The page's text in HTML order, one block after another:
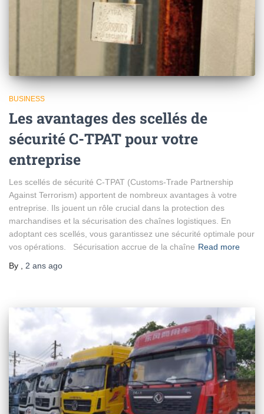
BUSINESS
Les avantages des scellés de
sécurité C-TPAT pour votre
entreprise
Les scellés de sécurité C-TPAT (Customs-Trade Partnership
Against Terrorism) apportent de nombreux avantages à votre
entreprise. Ils jouent un rôle crucial dans la protection des
marchandises et la sécurisation des chaînes logistiques. En
adoptant ces scellés, vous garantissez une sécurité optimale pour
vos opérations. Sécurisation accrue de la chaîne Read more
By
2 ans ago